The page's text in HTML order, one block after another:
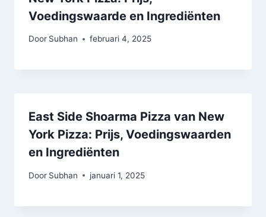
Voedingswaarde en Ingrediënten
Door Subhan februari 4, 2025
East Side Shoarma Pizza van New
York Pizza: Prijs, Voedingswaarden
en Ingrediënten
Door Subhan januari 1, 2025